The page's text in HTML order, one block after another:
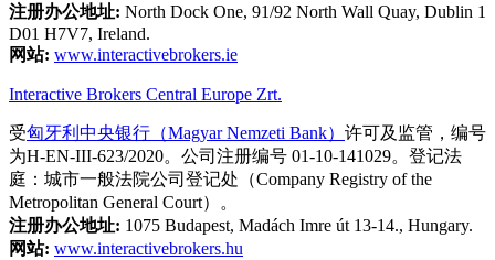
注册办公地址: North Dock One, 91/92 North Wall Quay, Dublin 1
D01 H7V7, Ireland.
网站: www.interactivebrokers.ie
Interactive Brokers Central Europe Zrt.
受匈牙利中央银行（Magyar Nemzeti Bank） 许可及监管，编号
为H-EN-III-623/2020。公司注册编号 01-10-141029。登记法
庭：城市一般法院公司登记处（Company Registry of the
Metropolitan General Court）。
注册办公地址: 1075 Budapest, Madách Imre út 13-14., Hungary.
网站: www.interactivebrokers.hu